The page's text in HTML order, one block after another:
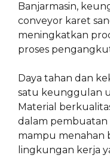
Banjarmasin,
conveyor karet
meningkatkan
proses
Daya tahan dan
satu keunggulan
Material
dalam pembuatan
mampu menahan
lingkungan kerja